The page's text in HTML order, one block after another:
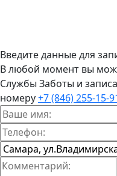
Введите данные для
В любой момент вы
Службы Заботы и
номеру+7 (846) 255-15-